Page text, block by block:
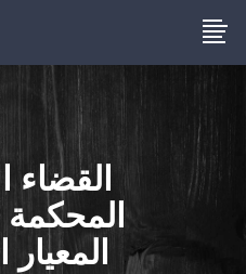
القضاء
المحكمة